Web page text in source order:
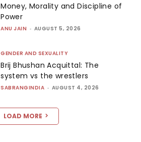
Money, Morality and Discipline of
Power
ANU JAIN - AUGUST 5, 2026
GENDER AND SEXUALITY
Brij Bhushan Acquittal: The
system vs the wrestlers
SABRANGINDIA - AUGUST 4, 2026
LOAD MORE